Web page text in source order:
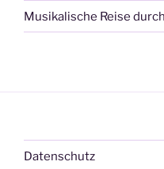
Musikalische Reise
Datenschutz